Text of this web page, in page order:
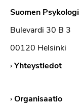
Suomen
Bulevardi 30 B 3
00120 Helsinki
›Yhteystiedot
›Organisaatio